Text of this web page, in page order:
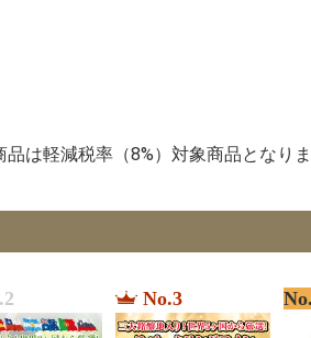
品は軽減税率（8%）対象商品となりま
No.3